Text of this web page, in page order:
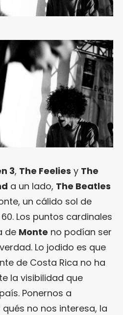
3, The Feelies y The
a un lado, The Beatles
un cálido sol de
Los puntos cardinales
de Monte no podían ser
Lo jodido es que
de Costa Rica no ha
la visibilidad que
Ponernos a
no nos interesa, la